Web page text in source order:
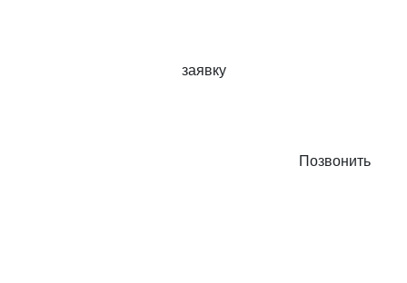
заявку
Позвонить